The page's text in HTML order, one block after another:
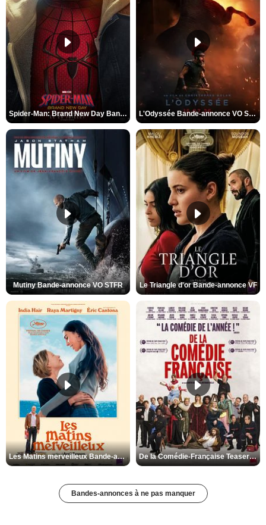
Spider-Man: Brand New Day Bande-annonce VO STFR L'Odyssée Bande-annonce VO STFR
Mutiny Bande-annonce VO STFR Le Triangle d'or Bande-annonce VF
Les Matins merveilleux Bande-annonce VF De la Comédie-Française Teaser VF
Bandes-annonces à ne pas manquer